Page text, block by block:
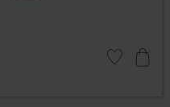
Gem som